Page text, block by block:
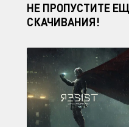
НЕ ПРОПУСТИТЕ
СКАЧИВАНИЯ!